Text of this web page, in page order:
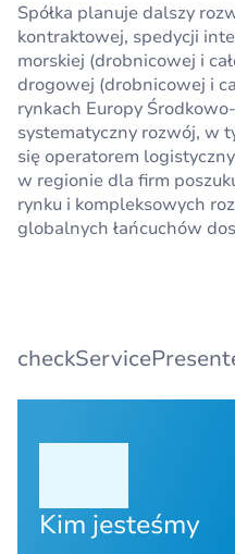
Spółka planuje dalszy
kontraktowej, spedycji
morskiej (drobnicowej i
drogowej (drobnicowej i
rynkach Europy
systematyczny rozwój, w
się operatorem
w regionie dla firm
rynku i kompleksowych
globalnych łańcuchów
Kim jesteśmy